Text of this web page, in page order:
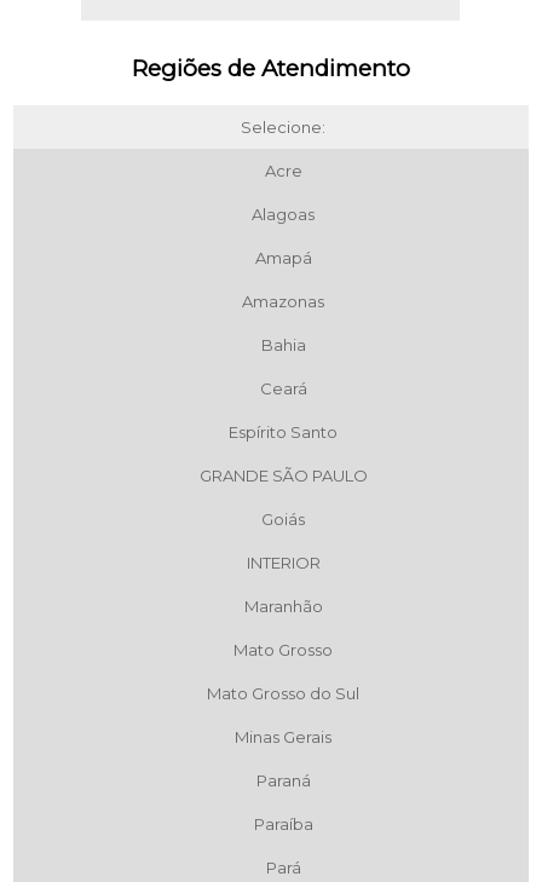
Regiões de Atendimento
Selecione:
Acre
Alagoas
Amapá
Amazonas
Bahia
Ceará
Espírito Santo
GRANDE SÃO PAULO
Goiás
INTERIOR
Maranhão
Mato Grosso
Mato Grosso do Sul
Minas Gerais
Paraná
Paraíba
Pará